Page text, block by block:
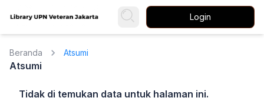
Login
Beranda Atsumi
Atsumi
Tidak di temukan data untuk halaman ini.